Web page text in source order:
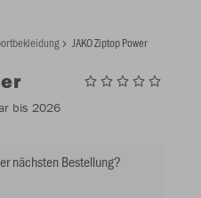
JAKO Ziptop Power
bis 2026
nächsten Bestellung?